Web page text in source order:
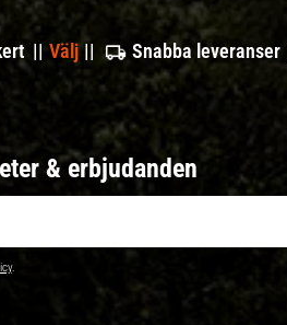
|| Välj Snabba leveranser
& erbjudanden
.